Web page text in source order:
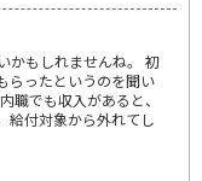
かもしれませんね。 初
らったというのを聞い
職でも収入があると、
給付対象から外れてし